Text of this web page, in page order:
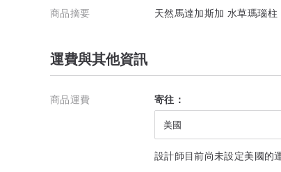
商品摘要
天然馬達加斯加 水草瑪瑙
運費與其他資訊
商品運費 寄往：
美國
設計師目前尚未設定美國的